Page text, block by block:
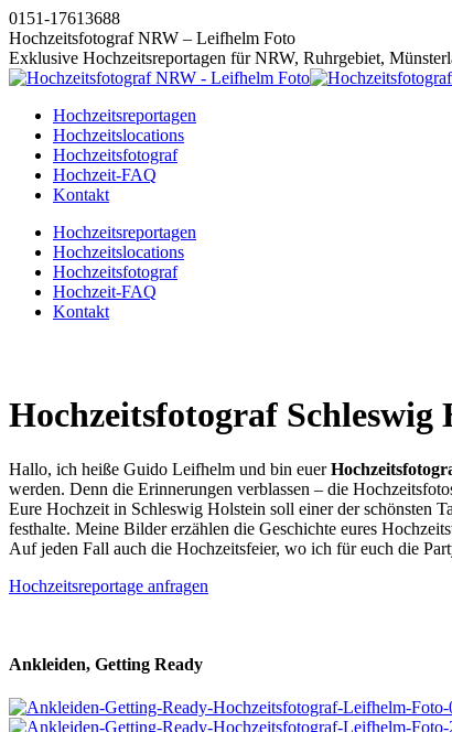
Zum
Inhalt
springen
0151-17613688
Hochzeitsfotograf NRW – Leifhelm Foto
Exklusive Hochzeitsreportagen für NRW, Ruhrgebiet,
Hochzeitsreportagen
Hochzeitslocations
Hochzeitsfotograf
Hochzeit-FAQ
Kontakt
Instagram
page
opens
new
Facebook
page
opens
new
Pinterest
page
opens
new
page
opens
new
Hochzeitsreportagen
Hochzeitslocations
Hochzeitsfotograf
Hochzeit-FAQ
Kontakt
Hochzeitsfotograf
Hallo, ich heiße Guido Leifhelm und bin euer
werden. Denn die Erinnerungen verblassen – die
Eure Hochzeit in Schleswig Holstein soll einer der schönsten
festhalte. Meine Bilder erzählen die Geschichte eures
Auf jeden Fall auch die Hochzeitsfeier, wo ich für euch die
Hochzeitsreportage anfragen
Ankleiden, Getting Ready